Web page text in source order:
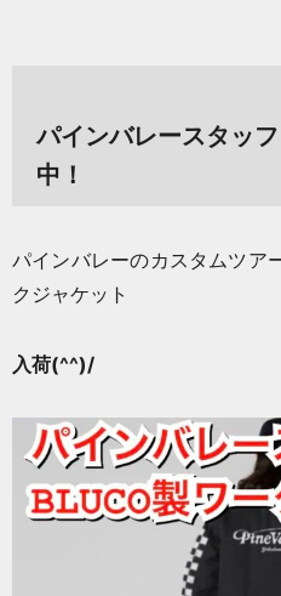
パインバレースタッ
中！
パインバレーのカスタムツア
クジャケット
入荷(^^)/